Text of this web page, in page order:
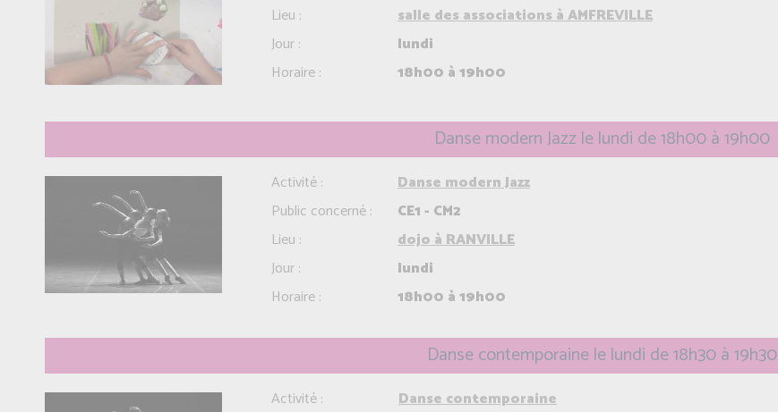
Lieu :
Jour :
Horaire :
salle des associations à AMFREVILLE
lundi
18h00 à 19h00
Danse modern Jazz le lundi de 18h00 à 19h00
Activité :
Public concerné :
Lieu :
Jour :
Horaire :
Danse modern Jazz
CE1 - CM2
dojo à RANVILLE
lundi
18h00 à 19h00
Danse contemporaine le lundi de 18h30 à 19h30
Activité :
Danse contemporaine